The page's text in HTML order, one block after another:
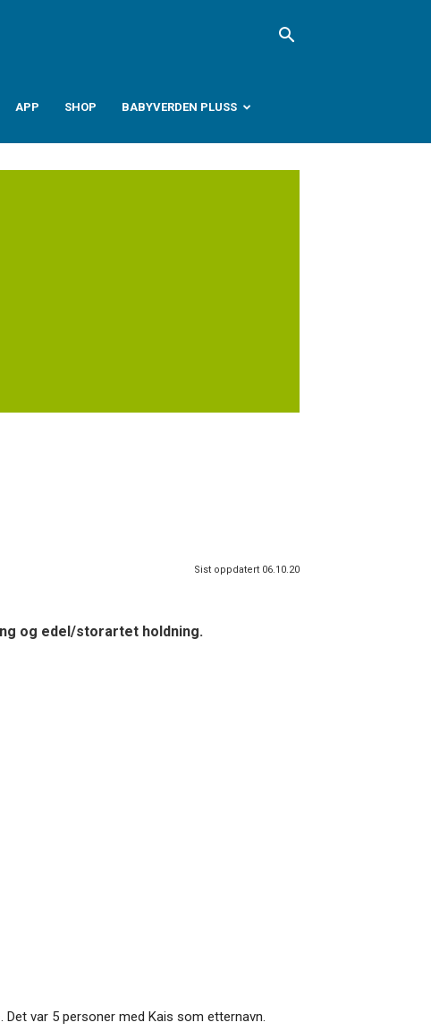
APP SHOP BABYVERDEN PLUSS
Sist oppdatert 06.10.20
og edel/storartet holdning.
var 5 personer med Kais som etternavn.